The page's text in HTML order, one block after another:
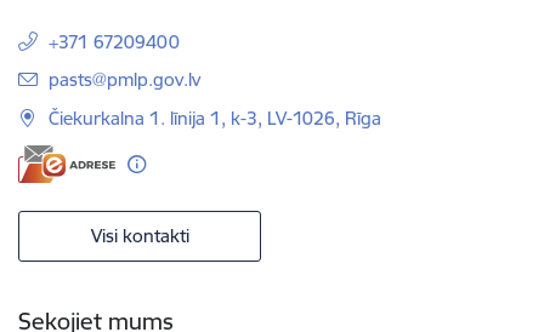
+371 67209400
E-pasts:
pasts@pmlp.gov.lv
Čiekurkalna 1. līnija 1, k-3, LV-1026, Rīga
Visi kontakti
Sekojiet mums